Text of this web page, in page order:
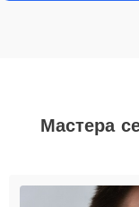
Мастера